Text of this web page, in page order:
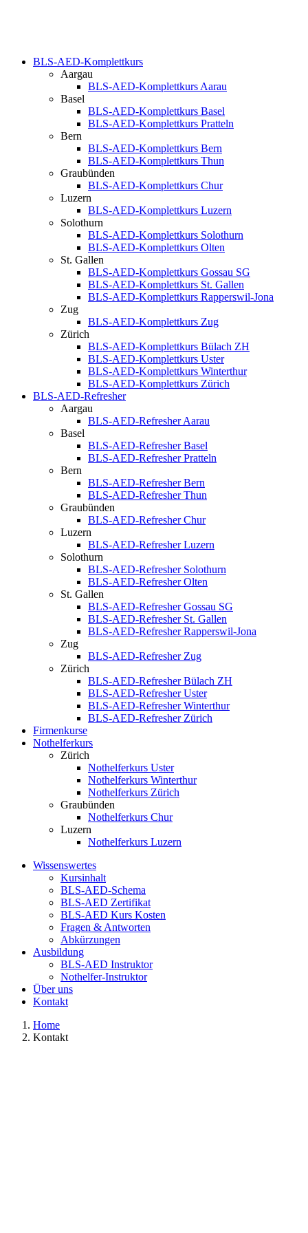
BLS-AED-Komplettkurs
Aargau
BLS-AED-Komplettkurs Aarau
Basel
BLS-AED-Komplettkurs Basel
BLS-AED-Komplettkurs Pratteln
Bern
BLS-AED-Komplettkurs Bern
BLS-AED-Komplettkurs Thun
Graubünden
BLS-AED-Komplettkurs Chur
Luzern
BLS-AED-Komplettkurs Luzern
Solothurn
BLS-AED-Komplettkurs Solothurn
BLS-AED-Komplettkurs Olten
St. Gallen
BLS-AED-Komplettkurs Gossau SG
BLS-AED-Komplettkurs St. Gallen
BLS-AED-Komplettkurs Rapperswil-Jona
Zug
BLS-AED-Komplettkurs Zug
Zürich
BLS-AED-Komplettkurs Bülach ZH
BLS-AED-Komplettkurs Uster
BLS-AED-Komplettkurs Winterthur
BLS-AED-Komplettkurs Zürich
BLS-AED-Refresher
Aargau
BLS-AED-Refresher Aarau
Basel
BLS-AED-Refresher Basel
BLS-AED-Refresher Pratteln
Bern
BLS-AED-Refresher Bern
BLS-AED-Refresher Thun
Graubünden
BLS-AED-Refresher Chur
Luzern
BLS-AED-Refresher Luzern
Solothurn
BLS-AED-Refresher Solothurn
BLS-AED-Refresher Olten
St. Gallen
BLS-AED-Refresher Gossau SG
BLS-AED-Refresher St. Gallen
BLS-AED-Refresher Rapperswil-Jona
Zug
BLS-AED-Refresher Zug
Zürich
BLS-AED-Refresher Bülach ZH
BLS-AED-Refresher Uster
BLS-AED-Refresher Winterthur
BLS-AED-Refresher Zürich
Firmenkurse
Nothelferkurs
Zürich
Nothelferkurs Uster
Nothelferkurs Winterthur
Nothelferkurs Zürich
Graubünden
Nothelferkurs Chur
Luzern
Nothelferkurs Luzern
Wissenswertes
Kursinhalt
BLS-AED-Schema
BLS-AED Zertifikat
BLS-AED Kurs Kosten
Fragen & Antworten
Abkürzungen
Ausbildung
BLS-AED Instruktor
Nothelfer-Instruktor
Über uns
Kontakt
Home
Kontakt